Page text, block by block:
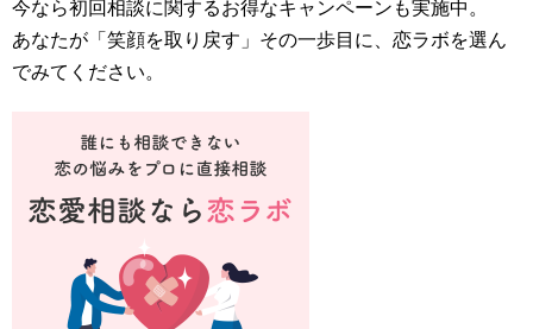
今なら初回相談に関するお得なキャンペーンも実施中。
あなたが「笑顔を取り戻す」その一歩目に、恋ラボを選ん
でみてください。